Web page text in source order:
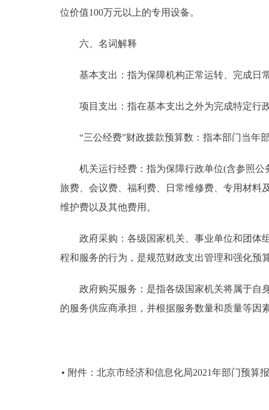
位价值100万元以上的专用设备。
六、名词解释
基本支出：指为保障机构正常运转、完成日
项目支出：指在基本支出之外为完成特定行
“三公经费”财政拨款预算数：指本部门当年部
机关运行经费：指为保障行政单位(含参照公
旅费、会议费、福利费、日常维修费、专用材料
维护费以及其他费用。
政府采购：各级国家机关、事业单位和团体组
程和服务的行为，是规范财政支出管理和强化预
政府购买服务：是指各级国家机关将属于自身
的服务供应商承担，并根据服务数量和质量等因
附件：北京市经济和信息化局2021年部门预算